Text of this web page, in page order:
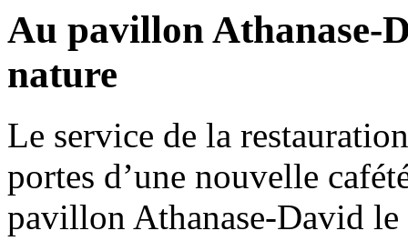
Au pavillon Athanase-
nature
Le service de la
portes d’une nouvelle
pavillon Athanase-David